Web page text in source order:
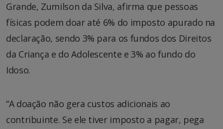
Grande, Zumilson da Silva, afirma que pessoas
físicas podem doar até 6% do imposto apurado na
declaração, sendo 3% para os fundos dos Direitos
da Criança e do Adolescente e 3% ao fundo do
Idoso.
“A doação não gera custos adicionais ao
contribuinte. Se ele tiver imposto a pagar, pega